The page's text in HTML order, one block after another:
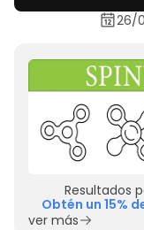
26/
Resultados
Obtén un 15%
ver más